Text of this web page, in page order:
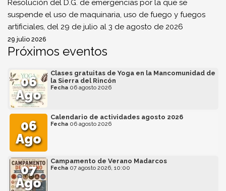
Resolución del D.G. de emergencias por la que se
suspende el uso de maquinaria, uso de fuego y fuegos
artificiales, del 29 de julio al 3 de agosto de 2026
29 julio 2026
Próximos eventos
06
Ago
Clases gratuitas de Yoga en la Mancomunidad de
la Sierra del Rincón
Fecha 06 agosto 2026
06
Ago
Calendario de actividades agosto 2026
Fecha 06 agosto 2026
07
Ago
Campamento de Verano Madarcos
Fecha 07 agosto 2026, 10:00